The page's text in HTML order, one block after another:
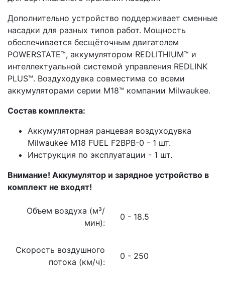
Дополнительно устройство поддерживает сменные
насадки для разных типов работ. Мощность
обеспечивается бесщёточным двигателем
POWERSTATE™, аккумулятором REDLITHIUM™ и
интеллектуальной системой управления REDLINK
PLUS™. Воздуходувка совместима со всеми
аккумуляторами серии M18™ компании Milwaukee.
Состав комплекта:
Аккумуляторная ранцевая воздуходувка
Milwaukee M18 FUEL F2BPB-0 - 1 шт.
Инструкция по эксплуатации - 1 шт.
Внимание! Аккумулятор и зарядное устройство в
комплект не входят!
Объем воздуха (м³/
мин):
0 - 18.5
Скорость воздушного
потока (км/ч):
0 - 250